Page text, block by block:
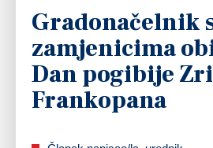
Gradonačelnik
zamjenicima
Dan pogibije
Frankopana